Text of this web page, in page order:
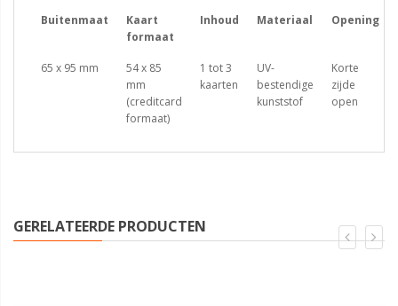
Buitenmaat
Kaart
formaat
Inhoud Materiaal Opening
65 x 95 mm
54 x 85
mm
(creditcard
formaat)
1 tot 3
kaarten
UV-
bestendige
kunststof
Korte
zijde
open
GERELATEERDE PRODUCTEN